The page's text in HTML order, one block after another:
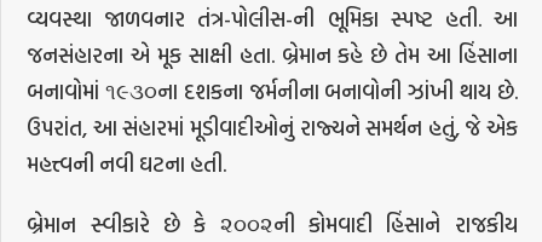
વ્યવસ્થા જાળવનાર તંત્ર-પોલીસ-ની ભૂમિકા સ્પષ્ટ હતી. આ
જનસંહારના એ મૂક સાક્ષી હતા. બ્રેમાન કહે છે તેમ આ હિંસાના
બનાવોમાં ૧૯૩૦ના દશકના જર્મનીના બનાવોની ઝાંખી થાય છે.
ઉપરાંત, આ સંહારમાં મૂડીવાદીઓનું રાજ્યને સમર્થન હતું, જે એક
મહત્ત્વની નવી ઘટના હતી.
બ્રેમાન સ્વીકારે છે કે ૨૦૦૨ની કોમવાદી હિંસાને રાજકીય